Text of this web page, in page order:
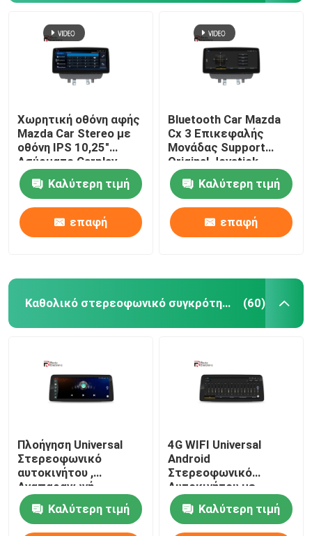
Χωρητική οθόνη αφής
Mazda Car Stereo με
οθόνη IPS 10,25"
Ασύρματο Carplay
Καλύτερη τιμή
επαφή
Bluetooth Car Mazda
Cx 3 Επικεφαλής
Μονάδας Support
Original Joystick
Ασύρματο Carplay 4G
Καλύτερη τιμή
επαφή
Καθολικό στερεοφωνικό συγκρότημα αυτοκινήτων (60)
Πλοήγηση Universal
Στερεοφωνικό
αυτοκινήτου ,
Αναπαραγωγή
πολυμέσων με οθόνη
αφής 1920 × 720 IPS
Καλύτερη τιμή
4G WIFI Universal
Android
Στερεοφωνικό
Αυτοκινήτου με
Πλήρης Εφαρμογή
Οθόνης OBD2 DSP
CarPlay
Καλύτερη τιμή